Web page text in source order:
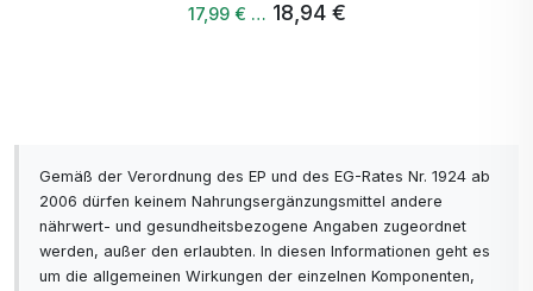
Rolle als Signalmolekül. Sie
Zitronen-Aroma
17,99 € … 18,94 €
Gemäß der Verordnung des EP und des EG-Rates Nr. 1924 ab
2006 dürfen keinem Nahrungsergänzungsmittel andere
nährwert- und gesundheitsbezogene Angaben zugeordnet
werden, außer den erlaubten. In diesen Informationen geht es
um die allgemeinen Wirkungen der einzelnen Komponenten,